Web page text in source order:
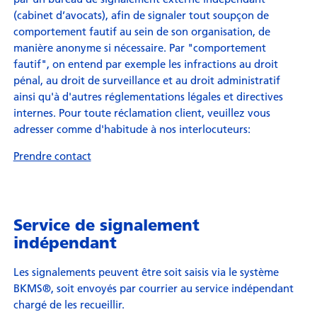
(cabinet d’avocats), afin de signaler tout soupçon de
comportement fautif au sein de son organisation, de
manière anonyme si nécessaire. Par "comportement
fautif", on entend par exemple les infractions au droit
pénal, au droit de surveillance et au droit administratif
ainsi qu'à d'autres réglementations légales et directives
internes. Pour toute réclamation client, veuillez vous
adresser comme d'habitude à nos interlocuteurs:
Prendre contact
Service de signalement
indépendant
Les signalements peuvent être soit saisis via le système
BKMS®, soit envoyés par courrier au service indépendant
chargé de les recueillir.